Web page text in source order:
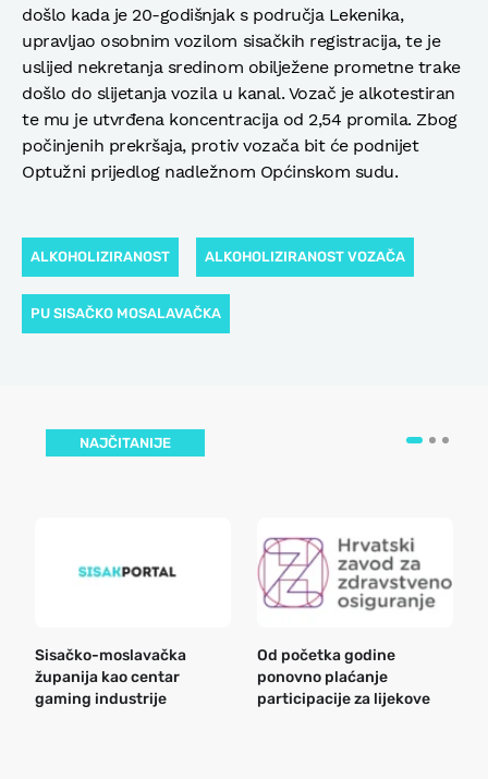
došlo kada je 20-godišnjak s područja Lekenika,
upravljao osobnim vozilom sisačkih registracija, te je
uslijed nekretanja sredinom obilježene prometne trake
došlo do slijetanja vozila u kanal. Vozač je alkotestiran
te mu je utvrđena koncentracija od 2,54 promila. Zbog
počinjenih prekršaja, protiv vozača bit će podnijet
Optužni prijedlog nadležnom Općinskom sudu.
ALKOHOLIZIRANOST ALKOHOLIZIRANOST VOZAČA
PU SISAČKO MOSALAVAČKA
NAJČITANIJE
Sisačko-moslavačka
županija kao centar
gaming industrije
Od početka godine
ponovno plaćanje
participacije za lijekove